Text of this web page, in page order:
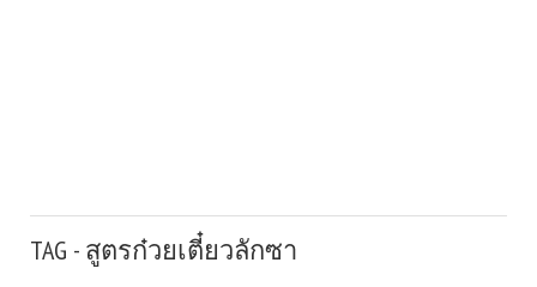
TAG - สูตรก๋วยเตี๋ยวลักซา